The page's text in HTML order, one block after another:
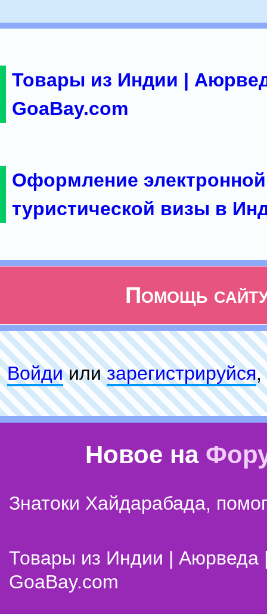
Товары из Индии |
GoaBay.com
Оформление электронной
туристической визы в
Помощь
Войдиилизарeгиcтpируйся,
Новое на
Знатоки Хайдарабада,
Товары из Индии | Аюрведа
GoaBay.com